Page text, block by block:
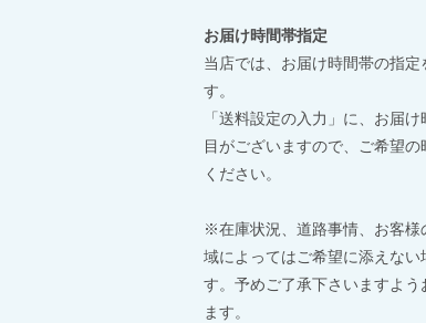
お届け時間帯指定
当店では、お届け時間帯の指定
す。
「送料設定の入力」に、お届
目がございますので、ご希望
ください。
※在庫状況、道路事情、お客様
域によってはご希望に添えない
す。予めご了承下さいますよう
ます。